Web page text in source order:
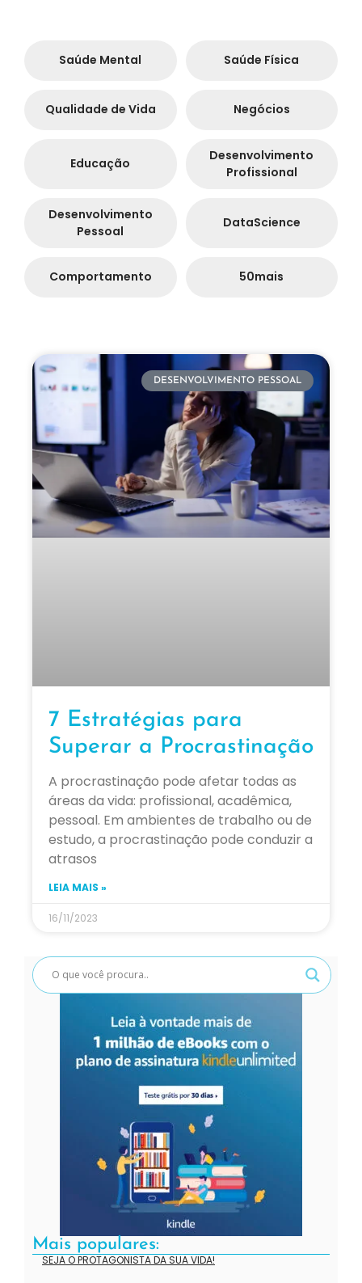
Saúde Mental Saúde Física
Qualidade de Vida Negócios
Educação
Desenvolvimento
Profissional
Desenvolvimento
Pessoal
DataScience
Comportamento 50mais
DESENVOLVIMENTO PESSOAL
7 Estratégias para
Superar a Procrastinação
A procrastinação pode afetar todas as
áreas da vida: profissional, acadêmica,
pessoal. Em ambientes de trabalho ou de
estudo, a procrastinação pode conduzir a
atrasos
LEIA MAIS »
16/11/2023
Mais populares:
SEJA O PROTAGONISTA DA SUA VIDA!